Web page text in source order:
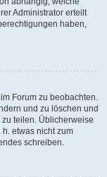
Administrator erteilt
haben,
Forum zu beobachten.
und zu löschen und
teilen. Üblicherweise
h. etwas nicht zum
schreiben.